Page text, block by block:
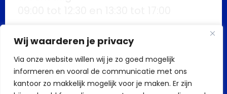
Wij waarderen je privacy
Via onze website willen wij je zo goed mogelijk
informeren en vooral de communicatie met ons
kantoor zo makkelijk mogelijk voor je maken. Er zijn
09:00 tot 12:30 en 13:30 tot 17:00
Vrijdag
09:00 tot 12:30 en 13:30 tot 17:00